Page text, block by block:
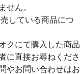
せん。
している商品につ
クにて購入した商品
に直接お尋ねくださ
やお問い合わせはお